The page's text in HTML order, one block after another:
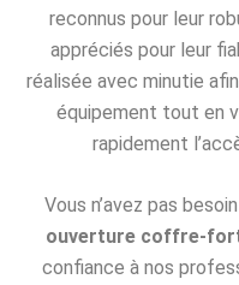
reconnus pour leur
appréciés pour leur
réalisée avec minutie
équipement tout en
rapidement
Vous n’avez pas
ouverture coffre-
confiance à nos